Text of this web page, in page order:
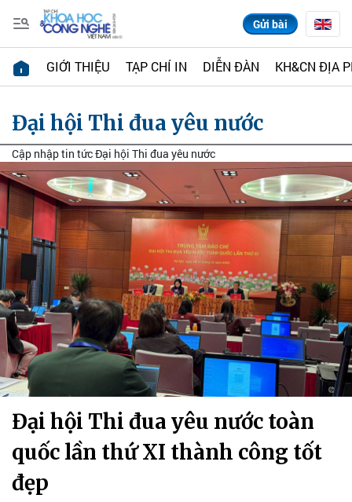
Gửi bài
GIỚI THIỆU TẠP CHÍ IN DIỄN ĐÀN KH&CN ĐỊA
Đại hội Thi đua yêu nước
Cập nhập tin tức Đại hội Thi đua yêu nước
Đại hội Thi đua yêu nước toàn
quốc lần thứ XI thành công tốt
đẹp